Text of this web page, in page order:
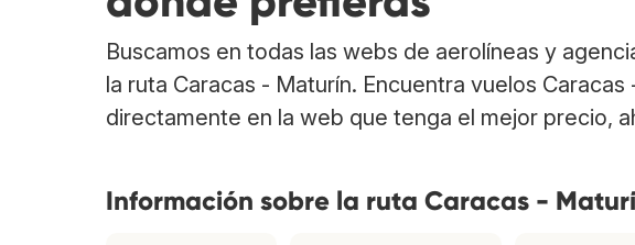
Buscamos en todas las webs de aerolíneas y
la ruta Caracas - Maturín. Encuentra vuelos
directamente en la web que tenga el mejor precio,
Información sobre la ruta Caracas -